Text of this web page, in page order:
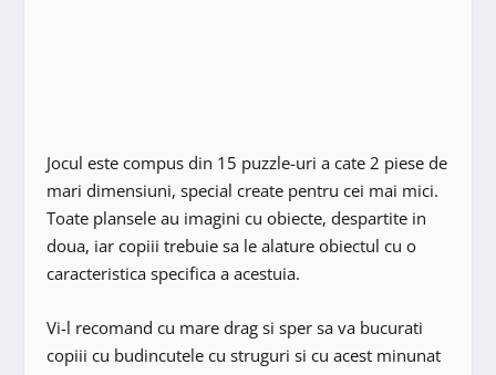
Jocul este compus din 15 puzzle-uri a cate 2 piese de
mari dimensiuni, special create pentru cei mai mici.
Toate plansele au imagini cu obiecte, despartite in
doua, iar copiii trebuie sa le alature obiectul cu o
caracteristica specifica a acestuia.
Vi-l recomand cu mare drag si sper sa va bucurati
copiii cu budincutele cu struguri si cu acest minunat